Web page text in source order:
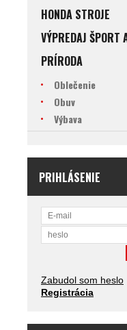
HONDA STROJE
VÝPREDAJ ŠPORT
PRÍRODA
Oblečenie
Obuv
Výbava
PRIHLÁSENIE
Zabudol som heslo
Registrácia